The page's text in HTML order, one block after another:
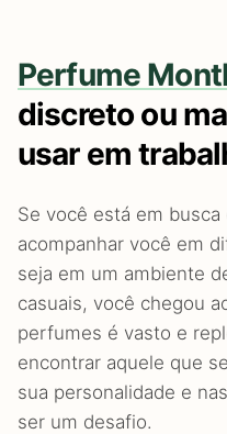
Perfume
discreto ou
usar em
Se você está em
acompanhar você em
seja em um ambiente
casuais, você chegou
perfumes é vasto e
encontrar aquele que
sua personalidade e
ser um desafio.